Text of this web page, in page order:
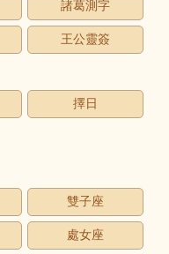
諸葛測字
王公靈簽
擇日
雙子座
處女座